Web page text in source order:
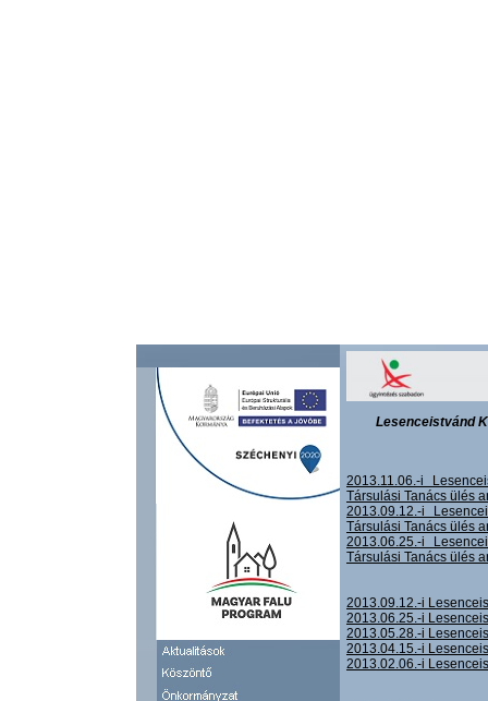
Lesenceistvánd
2013.11.06.-i
Társulási Tanács ülés
2013.09.12.-i
Társulási Tanács ülés
2013.06.25.-i
Társulási Tanács ülés
2013.09.12.-i
2013.06.25.-i
2013.05.28.-i
2013.04.15.-i
2013.02.06.-i